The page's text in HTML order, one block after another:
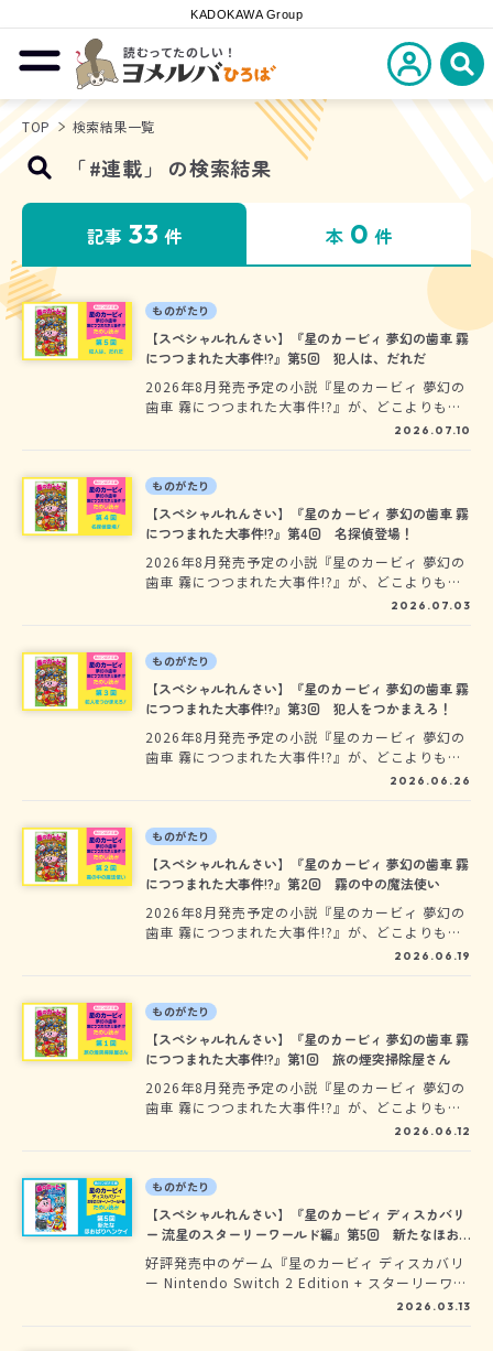
KADOKAWA Group
メニューを開閉する
読むってたのしい！
ヨメルバひろば
新規会員登
検
TOP 検索結果一覧
「#連載 」 の検索結果
記事 33 件 本 0 件
ものがたり
【スペシャルれんさい】『星のカービィ 夢幻の歯車 霧
につつまれた大事件!?』第5回 犯人は、だれだ
2026年8月発売予定の小説『星のカービィ 夢幻の
歯車 霧につつまれた大事件!?』が、どこよりも早
く読めちゃう、先行ためし読みスタート！大人気
のプププランドとはちがう、別の世界の物語の世
界へ飛びこもう！
2026.07.10
ものがたり
【スペシャルれんさい】『星のカービィ 夢幻の歯車 霧
につつまれた大事件!?』第4回 名探偵登場！
2026年8月発売予定の小説『星のカービィ 夢幻の
歯車 霧につつまれた大事件!?』が、どこよりも早
く読めちゃう、先行ためし読みスタート！大人気
のプププランドとはちがう、別の世界の物語の世
界へ飛びこもう！
2026.07.03
ものがたり
【スペシャルれんさい】『星のカービィ 夢幻の歯車 霧
につつまれた大事件!?』第3回 犯人をつかまえろ！
2026年8月発売予定の小説『星のカービィ 夢幻の
歯車 霧につつまれた大事件!?』が、どこよりも早
く読めちゃう、先行ためし読みスタート！大人気
のプププランドとはちがう、別の世界の物語の世
界へ飛びこもう！
2026.06.26
ものがたり
【スペシャルれんさい】『星のカービィ 夢幻の歯車 霧
につつまれた大事件!?』第2回 霧の中の魔法使い
2026年8月発売予定の小説『星のカービィ 夢幻の
歯車 霧につつまれた大事件!?』が、どこよりも早
く読めちゃう、先行ためし読みスタート！大人気
のプププランドとはちがう、別の世界の物語の世
界へ飛びこもう！
2026.06.19
ものがたり
【スペシャルれんさい】『星のカービィ 夢幻の歯車 霧
につつまれた大事件!?』第1回 旅の煙突掃除屋さん
2026年8月発売予定の小説『星のカービィ 夢幻の
歯車 霧につつまれた大事件!?』が、どこよりも早
く読めちゃう、先行ためし読みスタート！大人気
のプププランドとはちがう、別の世界の物語の世
界へ飛びこもう！
2026.06.12
ものがたり
【スペシャルれんさい】『星のカービィ ディスカバリ
ー 流星のスターリーワールド編』第5回 新たなほお
ばりヘンケイ
好評発売中のゲーム『星のカービィ ディスカバリ
ー Nintendo Switch 2 Edition + スターリーワー
ルド』の小説版が、2026年3月11日、角川つばさ
2026.03.13